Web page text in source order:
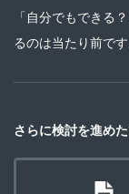
「自分でもできる
るのは当たり前で
さらに検討を進め